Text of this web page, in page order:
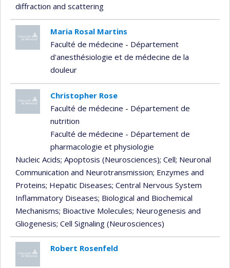
diffraction and scattering
Maria Rosal Martins
Faculté de médecine - Département
d'anesthésiologie et de médecine de la
douleur
Christopher Rose
Faculté de médecine - Département de
nutrition
Faculté de médecine - Département de
pharmacologie et physiologie
Nucleic Acids; Apoptosis (Neurosciences); Cell; Neuronal
Communication and Neurotransmission; Enzymes and
Proteins; Hepatic Diseases; Central Nervous System
Inflammatory Diseases; Biological and Biochemical
Mechanisms; Bioactive Molecules; Neurogenesis and
Gliogenesis; Cell Signaling (Neurosciences)
Robert Rosenfeld